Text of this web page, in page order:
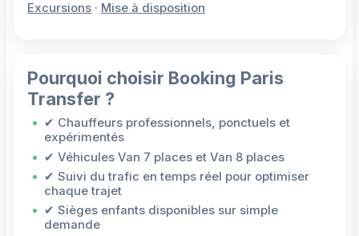
Excursions · Mise à disposition
Pourquoi choisir Booking Paris
Transfer ?
✔ Chauffeurs professionnels, ponctuels et
expérimentés
✔ Véhicules Van 7 places et Van 8 places
✔ Suivi du trafic en temps réel pour optimiser
chaque trajet
✔ Sièges enfants disponibles sur simple
demande